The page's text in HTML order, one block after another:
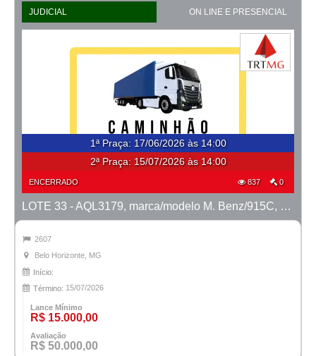
JUDICIAL ON LINE E PRESENCIAL
1ª Praça: 17/06/2026 às 14:00
2ª Praça: 15/07/2026 às 14:00
ENCERRADO 837 0
LOTE 33 - AQL3179, marca/modelo M. Benz/915C, ano 2008/2008
2607
Belo Horizonte, MG
Início:
Término: 15/07/2026
Lance Mínimo
R$ 15.000,00
Avaliação
R$ 50.000,00